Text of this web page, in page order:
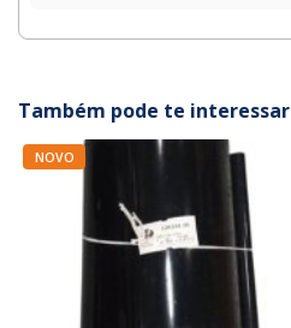
Também pode te interessar
NOVO